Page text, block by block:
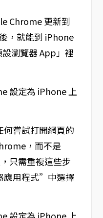
Chrome 更新到
，就能到 iPhone
瀏覽器 App」裡
何嘗試打開網頁的
，而不是
只需重複這些步
應用程式”中選擇